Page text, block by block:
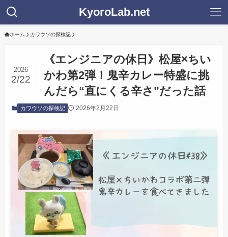
KyoroLab.net
ホーム カワウソの探検記
《エンジニアの休日》松屋×ちい
かわ第2弾！鬼辛カレー特盛に挑
んだら“直にくる辛さ”だった話
2026
2/22
カワウソの探検記 2026年2月22日